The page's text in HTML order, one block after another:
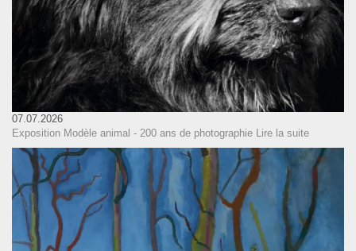
07.07.2026
Exposition Modèle animal - 200 ans de photographie
Lire la suite